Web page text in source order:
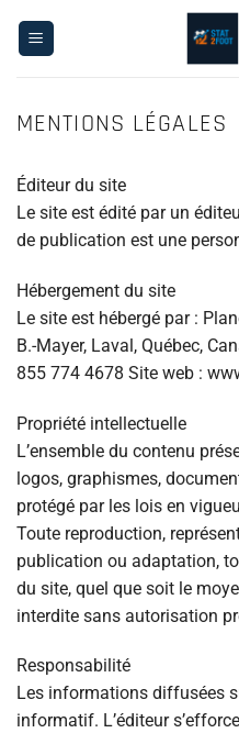
MENTIONS LÉGALES
Éditeur du site
Le site est édité par un
de publication est une
Hébergement du site
Le site est hébergé par :
B.-Mayer, Laval, Québec,
855 774 4678 Site web :
Propriété intellectuelle
L’ensemble du contenu
logos, graphismes,
protégé par les lois en
Toute reproduction,
publication ou adaptation,
du site, quel que soit le
interdite sans autorisation
Responsabilité
Les informations diffusées
informatif. L’éditeur